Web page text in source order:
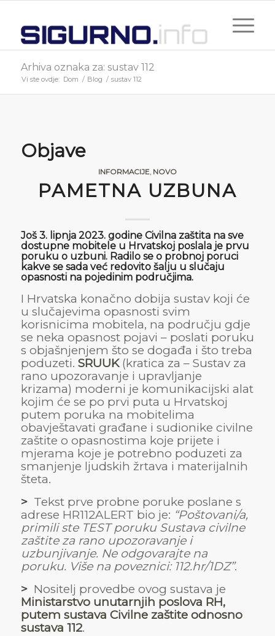
Arhiva oznaka za: sustav 112
Vi ste ovdje: Dom / Blog / sustav 112
Objave
INFORMACIJE, NOVO
PAMETNA UZBUNA
Još 3. lipnja 2023. godine Civilna zaštita na sve
dostupne mobitele u Hrvatskoj poslala je prvu
poruku o uzbuni. Radilo se o probnoj poruci
kakve se sada već redovito šalju u slučaju
opasnosti na pojedinim područjima.
I Hrvatska konačno dobija sustav koji će
u slučajevima opasnosti svim
korisnicima mobitela, na području gdje
se neka opasnost pojavi – poslati poruku
s objašnjenjem što se događa i što treba
poduzeti. SRUUK(kratica za – Sustav za
rano upozoravanje i upravljanje
krizama) moderni je komunikacijski alat
kojim će se po prvi puta u Hrvatskoj
putem poruka na mobitelima
obavještavati građane i sudionike civilne
zaštite o opasnostima koje prijete i
mjerama koje je potrebno poduzeti za
smanjenje ljudskih žrtava i materijalnih
šteta.
> Tekst prve probne poruke poslane s
adrese HR112ALERT bio je: “Poštovani/a,
primili ste TEST poruku Sustava civilne
zaštite za rano upozoravanje i
uzbunjivanje. Ne odgovarajte na
poruku. Više na poveznici: 112.hr/1DZ”.
> Nositelj provedbe ovog sustava je
Ministarstvo unutarnjih poslova RH,
putem sustava Civilne zaštite odnosno
sustava 112.